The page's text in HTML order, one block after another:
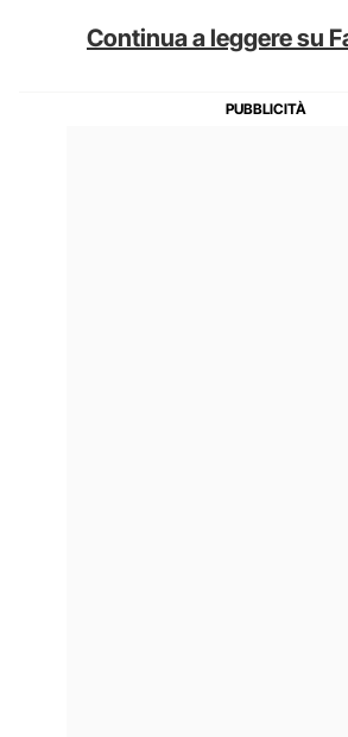
Continua a leggere su